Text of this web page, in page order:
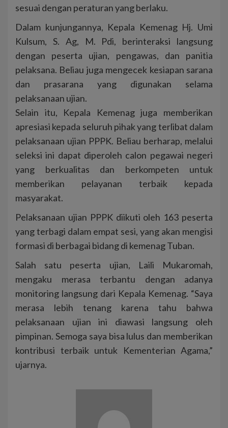
sesuai dengan peraturan yang berlaku.
Dalam kunjungannya, Kepala Kemenag Hj. Umi
Kulsum, S. Ag, M. Pdi, berinteraksi langsung
dengan peserta ujian, pengawas, dan panitia
pelaksana. Beliau juga mengecek kesiapan sarana
dan prasarana yang digunakan selama
pelaksanaan ujian.
Selain itu, Kepala Kemenag juga memberikan
apresiasi kepada seluruh pihak yang terlibat dalam
pelaksanaan ujian PPPK. Beliau berharap, melalui
seleksi ini dapat diperoleh calon pegawai negeri
yang berkualitas dan berkompeten untuk
memberikan pelayanan terbaik kepada
masyarakat.
Pelaksanaan ujian PPPK diikuti oleh 163 peserta
yang terbagi dalam empat sesi, yang akan mengisi
formasi di berbagai bidang di kemenag Tuban.
Salah satu peserta ujian, Laili Mukaromah,
mengaku merasa terbantu dengan adanya
monitoring langsung dari Kepala Kemenag. “Saya
merasa lebih tenang karena tahu bahwa
pelaksanaan ujian ini diawasi langsung oleh
pimpinan. Semoga saya bisa lulus dan memberikan
kontribusi terbaik untuk Kementerian Agama,”
ujarnya.